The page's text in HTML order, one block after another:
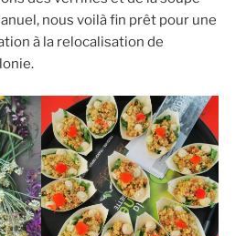
nous voilà fin prêt pour une
à la relocalisation de